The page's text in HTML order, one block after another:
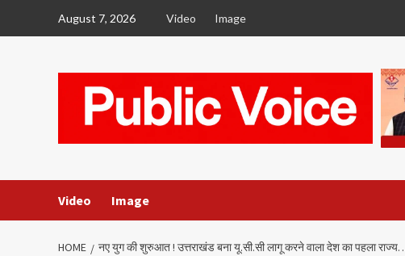
August 7, 2026 Video Image
Video Image
HOME नए युग की शुरुआत ! उत्तराखंड बना यू.सी.सी लागू करने वाला देश का पहला